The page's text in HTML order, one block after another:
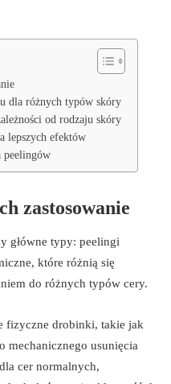
dla różnych typów skóry
od rodzaju skóry
lepszych efektów
peelingów
zastosowanie
główne typy: peelingi
które różnią się
do różnych typów cery.
fizyczne drobinki, takie jak
mechanicznego usunięcia
cer normalnych,